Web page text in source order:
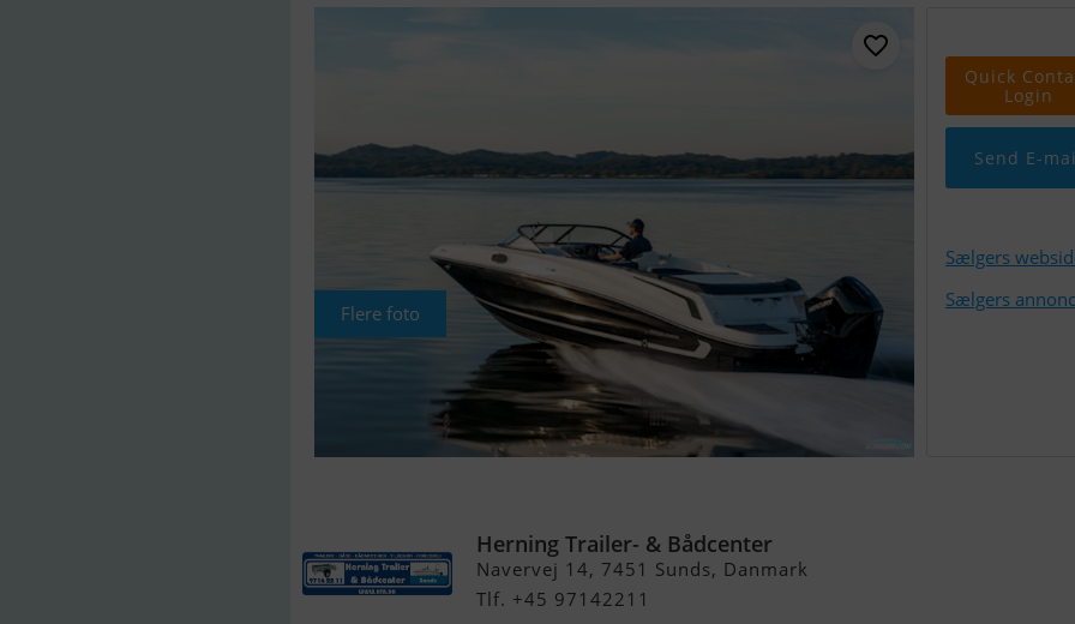
Flere foto
Quick
Login
Send E-
Sælgers
Sælgers
Herning Trailer- & Bådcenter
Navervej 14, 7451 Sunds, Danmark
Tlf. +45 97142211